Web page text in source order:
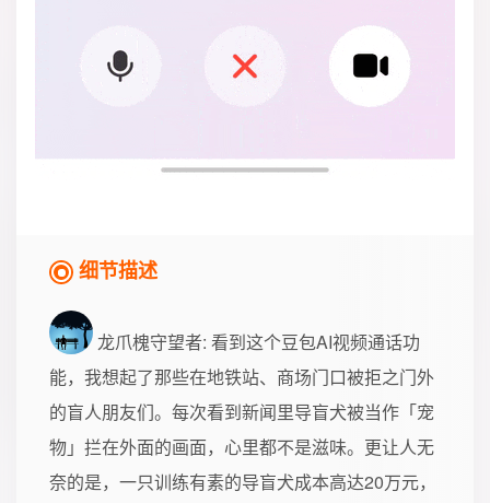
细节描述
龙爪槐守望者: 看到这个豆包AI视频通话功
能，我想起了那些在地铁站、商场门口被拒之门外
的盲人朋友们。每次看到新闻里导盲犬被当作「宠
物」拦在外面的画面，心里都不是滋味。更让人无
奈的是，一只训练有素的导盲犬成本高达20万元，